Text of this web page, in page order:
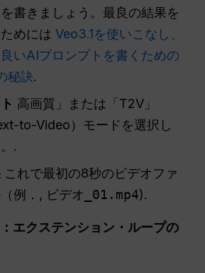
書きましょう。最良の結果を
めにはVeo3.1を使いこなし、
いAIプロンプトを書くための
秘訣.
高画質」または「T2V」
to-Video）モードを選択し
.
これで最初の8秒のビデオファ
例．, ビデオ_01.mp4).
エクステンション・ループの